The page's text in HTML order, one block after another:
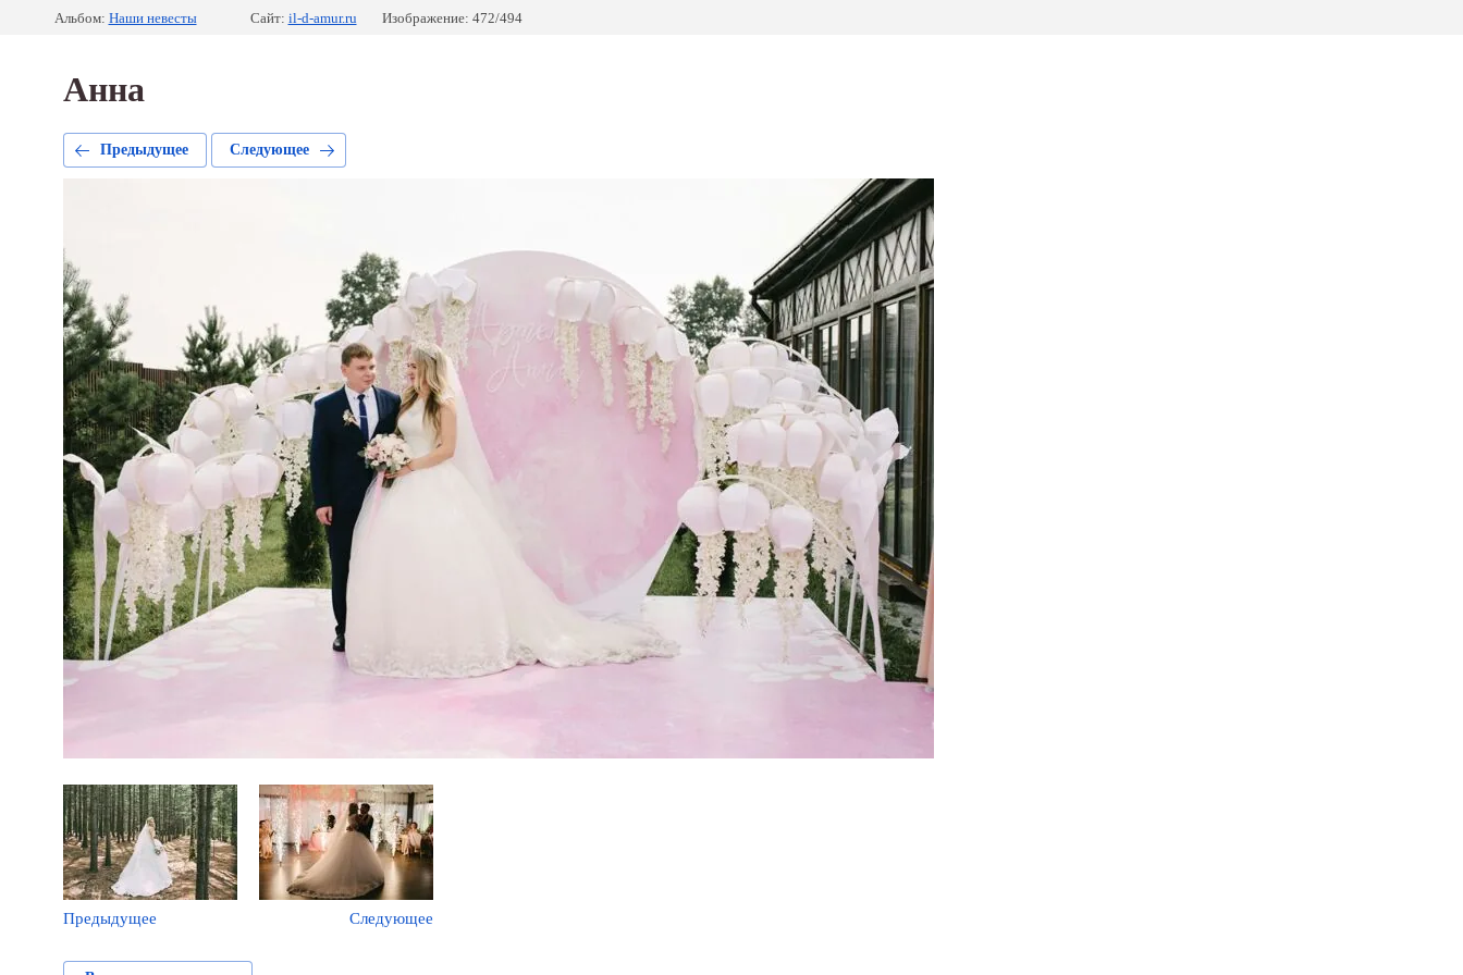
Альбом: Наши невесты Сайт: il-d-amur.ru Изображение: 472/494
Анна
Предыдущее Следующее
Предыдущее Следующее